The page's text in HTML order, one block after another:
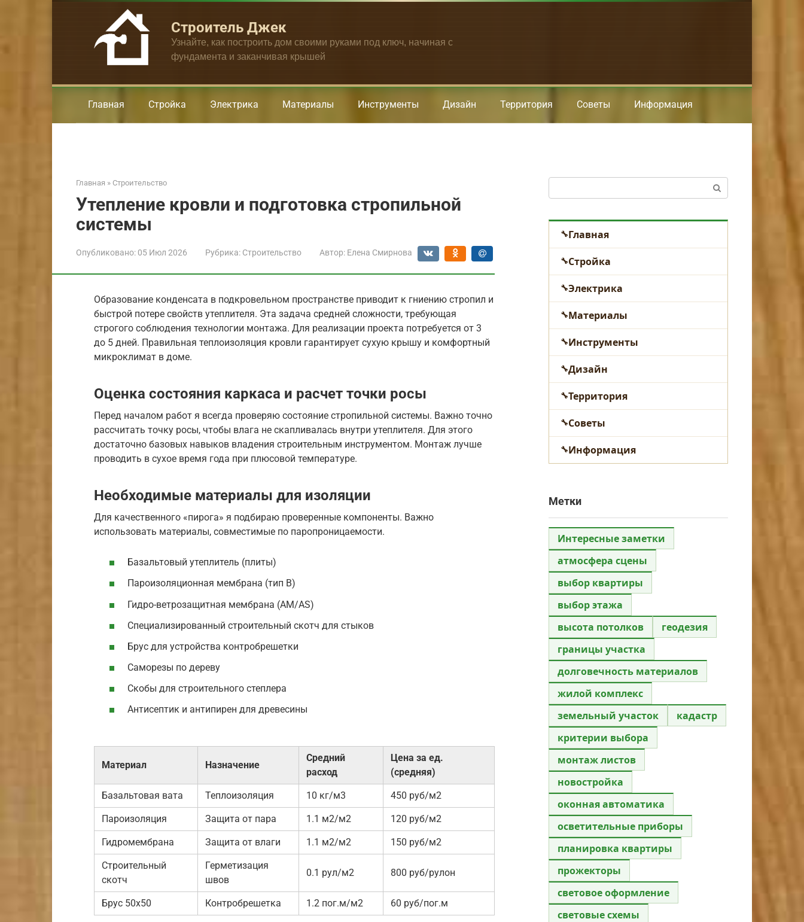
Строитель Джек
Узнайте, как построить дом своими руками под ключ, начиная с
фундамента и заканчивая крышей
Главная Стройка Электрика Материалы Инструменты Дизайн Территория Советы Информация
Главная » Строительство
Утепление кровли и подготовка стропильной
системы
Опубликовано: 05 Июл 2026 Рубрика: Строительство Автор: Елена Смирнова
Образование конденсата в подкровельном пространстве приводит к гниению стропил и
быстрой потере свойств утеплителя. Эта задача средней сложности, требующая
строгого соблюдения технологии монтажа. Для реализации проекта потребуется от 3
до 5 дней. Правильная теплоизоляция кровли гарантирует сухую крышу и комфортный
микроклимат в доме.
Оценка состояния каркаса и расчет точки росы
Перед началом работ я всегда проверяю состояние стропильной системы. Важно точно
рассчитать точку росы, чтобы влага не скапливалась внутри утеплителя. Для этого
достаточно базовых навыков владения строительным инструментом. Монтаж лучше
проводить в сухое время года при плюсовой температуре.
Необходимые материалы для изоляции
Для качественного «пирога» я подбираю проверенные компоненты. Важно
использовать материалы, совместимые по паропроницаемости.
Базальтовый утеплитель (плиты)
Пароизоляционная мембрана (тип B)
Гидро-ветрозащитная мембрана (AM/AS)
Специализированный строительный скотч для стыков
Брус для устройства контробрешетки
Саморезы по дереву
Скобы для строительного степлера
Антисептик и антипирен для древесины
Материал Назначение
Средний
расход
Цена за ед.
(средняя)
Базальтовая вата Теплоизоляция 10 кг/м3 450 руб/м2
Пароизоляция Защита от пара 1.1 м2/м2 120 руб/м2
Гидромембрана Защита от влаги 1.1 м2/м2 150 руб/м2
Строительный
скотч
Герметизация
швов
0.1 рул/м2 800 руб/рулон
Брус 50х50 Контробрешетка 1.2 пог.м/м2 60 руб/пог.м
Главная
Стройка
Электрика
Материалы
Инструменты
Дизайн
Территория
Советы
Информация
Метки
Интересные заметки
атмосфера сцены
выбор квартиры
выбор этажа
высота потолков
геодезия
границы участка
долговечность материалов
жилой комплекс
земельный участок
кадастр
критерии выбора
монтаж листов
новостройка
оконная автоматика
осветительные приборы
планировка квартиры
прожекторы
световое оформление
световые схемы